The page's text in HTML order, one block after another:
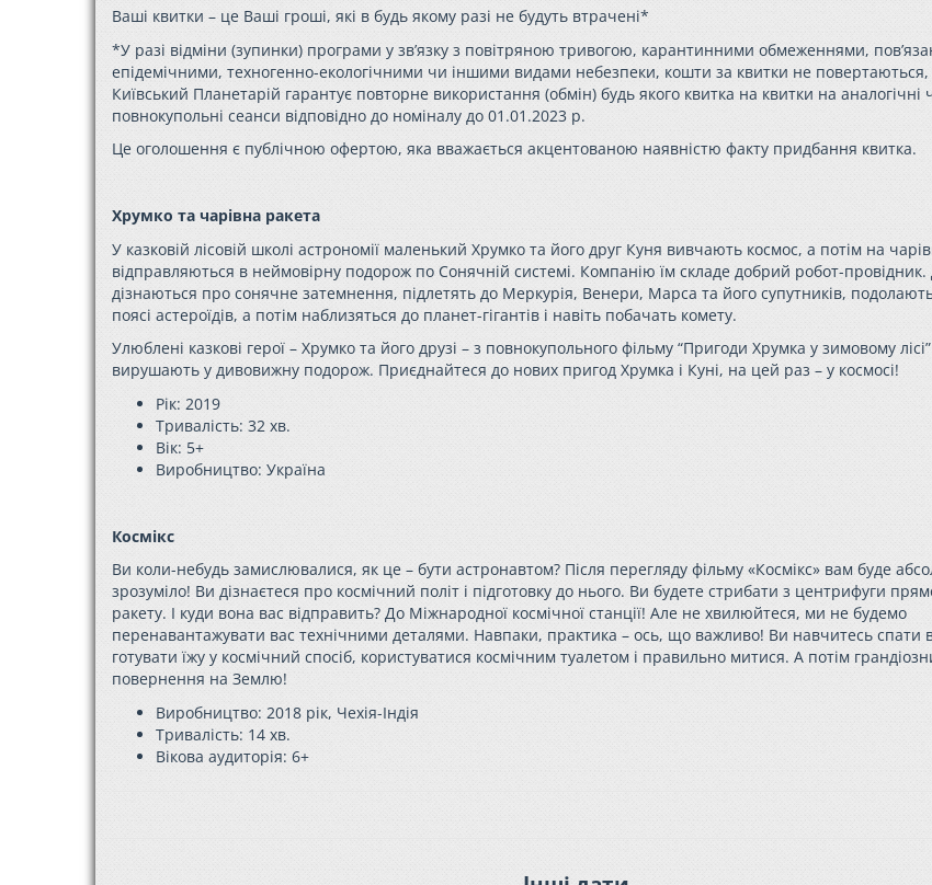
Ваші квитки – це Ваші гроші, які в будь якому разі не будуть втрачені*
*У разі відміни (зупинки) програми у зв’язку з повітряною тривогою, карантинними обмеженнями,
епідемічними, техногенно-екологічними чи іншими видами небезпеки, кошти за квитки не
Київський Планетарій гарантує повторне використання (обмін) будь якого квитка на квитки на аналогічні
повнокупольні сеанси відповідно до номіналу до 01.01.2023 р.
Це оголошення є публічною офертою, яка вважається акцентованою наявністю факту придбання квитка.
Хрумко та чарівна ракета
У казковій лісовій школі астрономії маленький Хрумко та його друг Куня вивчають космос, а потім на
відправляються в неймовірну подорож по Сонячній системі. Компанію їм складе добрий робот-провідник.
дізнаються про сонячне затемнення, підлетять до Меркурія, Венери, Марса та його супутників,
поясі астероїдів, а потім наблизяться до планет-гігантів і навіть побачать комету.
Улюблені казкові герої – Хрумко та його друзі – з повнокупольного фільму “Пригоди Хрумка у зимовому
вирушають у дивовижну подорож. Приєднайтеся до нових пригод Хрумка і Куні, на цей раз – у космосі!
Рік: 2019
Тривалість: 32 хв.
Вік: 5+
Виробництво: Україна
Космікс
Ви коли-небудь замислювалися, як це – бути астронавтом? Після перегляду фільму «Космікс» вам буде
зрозуміло! Ви дізнаєтеся про космічний політ і підготовку до нього. Ви будете стрибати з центрифуги
ракету. І куди вона вас відправить? До Міжнародної космічної станції! Але не хвилюйтеся, ми не будемо
перенавантажувати вас технічними деталями. Навпаки, практика – ось, що важливо! Ви навчитесь спати в
готувати їжу у космічний спосіб, користуватися космічним туалетом і правильно митися. А потім
повернення на Землю!
Виробництво: 2018 рік, Чехія-Індія
Тривалість: 14 хв.
Вікова аудиторія: 6+